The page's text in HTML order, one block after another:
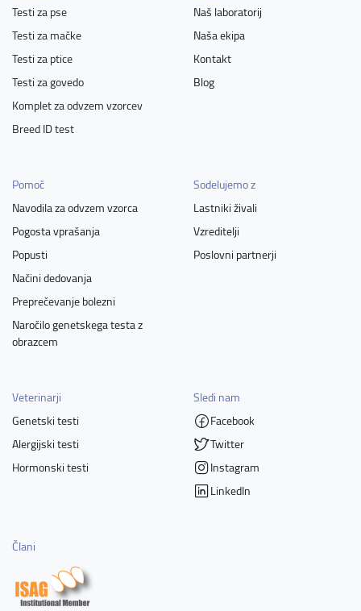
Testi za pse
Testi za mačke
Testi za ptice
Testi za govedo
Komplet za odvzem vzorcev
Breed ID test
Naš laboratorij
Naša ekipa
Kontakt
Blog
Pomoč
Navodila za odvzem vzorca
Pogosta vprašanja
Popusti
Načini dedovanja
Preprečevanje bolezni
Naročilo genetskega testa z
obrazcem
Sodelujemo z
Lastniki živali
Vzreditelji
Poslovni partnerji
Veterinarji
Genetski testi
Alergijski testi
Hormonski testi
Sledi nam
Facebook
Twitter
Instagram
LinkedIn
Člani